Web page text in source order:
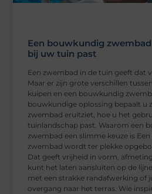
Een bouwkundig
bij uw tuin past
Een zwembad in de tuin geeft dat
Maar er zijn grote verschillen
kuipen en een bouwkundig
bouwkundige oplossing bepaalt u
zwembad eruitziet, hoe u het
tuinlandschap past. Waarom een
zwembad een slimme keuze is
zwembad wordt ter plekke
Dat geeft vrijheid in vorm,
kunt het laten aansluiten op de
met een strakke randafwerking of
overgang naar het terras. Wie